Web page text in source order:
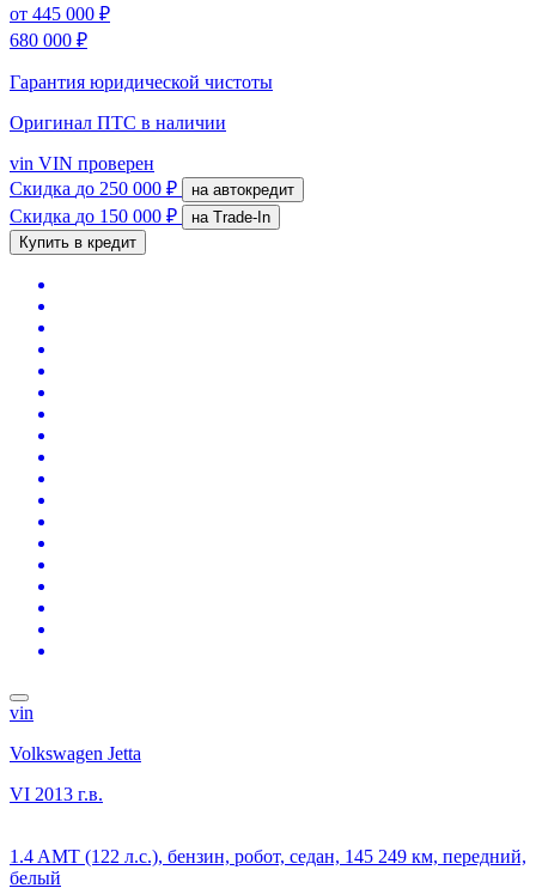
от 445 000 ₽
680 000 ₽
Гарантия юридической чистоты
Оригинал ПТС в наличии
vin VIN проверен
Скидка до 250 000 ₽ на автокредит
Скидка до 150 000 ₽
на Trade-In
Купить в кредит
vin
Volkswagen Jetta
VI 2013 г.в.
1.4 AMT (122 л.с.), бензин, робот, седан, 145 249 км, передний,
белый